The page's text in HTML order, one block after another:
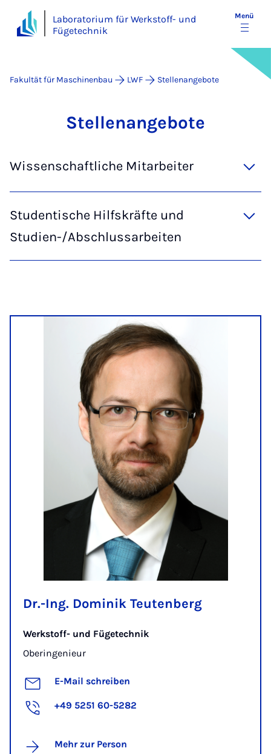
Laboratorium für Werkstoff- und
Fügetechnik
Menü
Fakultät für Maschinenbau LWF Stellenangebote
Stel­len­an­­ge­­bo­te
Wissenschaftliche Mitarbeiter
Studentische Hilfskräfte und
Studien-/Abschlussarbeiten
Dr.-Ing. Dominik Teutenberg
Werkstoff- und Fügetechnik
Oberingenieur
E-Mail schreiben
+49 5251 60-5282
Mehr zur Person